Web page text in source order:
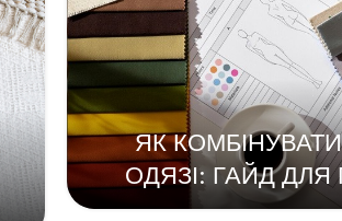
ЯК
ОДЯЗІ: ГАЙД ДЛЯ